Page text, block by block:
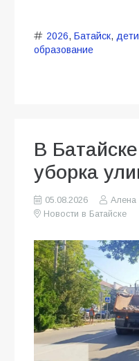
2026, Батайск, дети
образование
В
уборка
05.08.2026
Алена
Новости в Батайске